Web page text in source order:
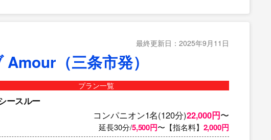
最終更新日：2025年9月11日
（三条市発）
プラン一覧
ースルー
コンパニオン1名(120分)22,000円〜
延長30分/5,500円〜【指名料】 2,000円